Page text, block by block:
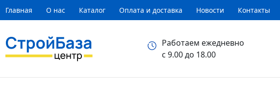
Главная О нас Каталог Оплата и доставка Новости Контакты
Работаем ежедневно
с 9.00 до 18.00